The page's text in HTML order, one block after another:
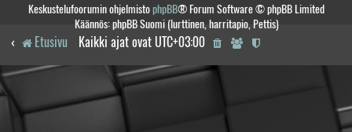
Keskustelufoorumin ohjelmistophpBB® Forum Software © phpBB Limited
Käännös: phpBB Suomi (lurttinen, harritapio, Pettis)
Etusivu Kaikki ajat ovat UTC+03:00